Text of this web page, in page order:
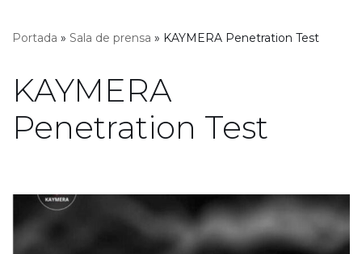
Portada » Sala de prensa » KAYMERA Penetration Test
KAYMERA
Penetration Test